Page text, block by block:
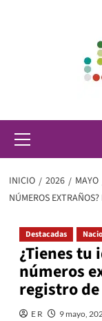
principal
INICIO 2026 MAYO
NÚMEROS
Destacadas
¿Tienes tu
números
registro de
E R 9 mayo,